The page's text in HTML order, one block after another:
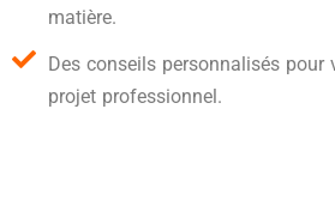
matière.
Des conseils personnalisés
projet professionnel.